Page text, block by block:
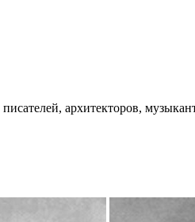
архитекторов,